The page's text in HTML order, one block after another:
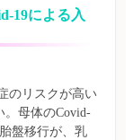
19による入
のリスクが高い
。母体のCovid-
盤移行が、乳